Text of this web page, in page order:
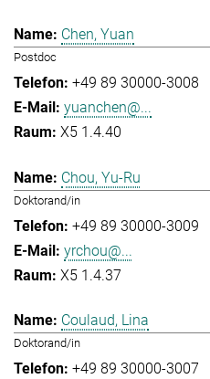
Chen, Yuan
Postdoc
+49 89 30000-3008
yuanchen@...
X5 1.4.40
Chou, Yu-Ru
Doktorand/in
+49 89 30000-3009
yrchou@...
X5 1.4.37
Coulaud, Lina
Doktorand/in
+49 89 30000-3007